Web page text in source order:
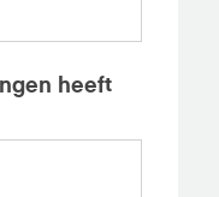
heeft